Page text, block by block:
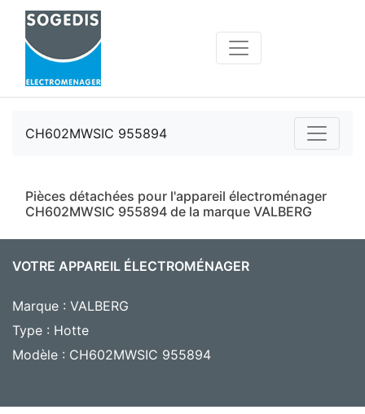
CH602MWSIC 955894
Pièces détachées pour l'appareil électroménager
CH602MWSIC 955894 de la marque VALBERG
VOTRE APPAREIL ÉLECTROMÉNAGER
Marque : VALBERG
Type : Hotte
Modèle : CH602MWSIC 955894